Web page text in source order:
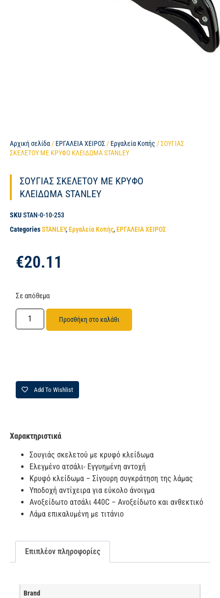
Αρχική σελίδα / ΕΡΓΑΛΕΙΑ ΧΕΙΡΟΣ / Εργαλεία Κοπής / ΣΟΥΓΙΑΣ
ΣΚΕΛΕΤΟΥ ΜΕ ΚΡΥΦΟ ΚΛΕΙΔΩΜΑ STANLEY
ΣΟΥΓΙΑΣ ΣΚΕΛΕΤΟΥ ΜΕ ΚΡΥΦΟ
ΚΛΕΙΔΩΜΑ STANLEY
SKUSTAN-0-10-253
CategoriesSTANLEY, Εργαλεία Κοπής, ΕΡΓΑΛΕΙΑ ΧΕΙΡΟΣ
€20.11
Σε απόθεμα
Προσθήκη στο καλάθι
Add To Wishlist
Χαρακτηριστικά
Σουγιάς σκελετού με κρυφό κλείδωμα
Ελεγμένο ατσάλι- Εγγυημένη αντοχή
Κρυφό κλείδωμα – Σίγουρη συγκράτηση της λάμας
Υποδοχή αντίχειρα για εύκολο άνοιγμα
Ανοξείδωτο ατσάλι 440C – Ανοξείδωτο και ανθεκτικό
Λάμα επικαλυμένη με τιτάνιο
Επιπλέον πληροφορίες
Brand